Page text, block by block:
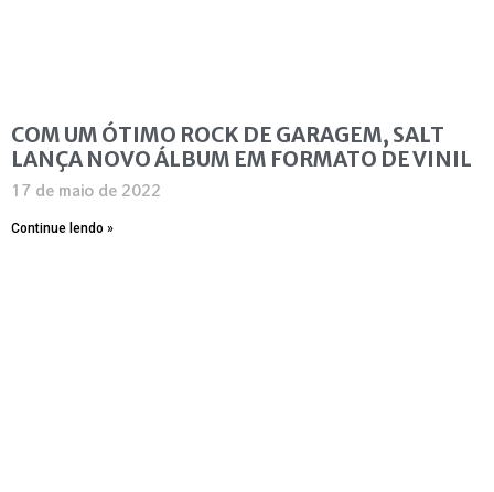
COM UM ÓTIMO ROCK DE GARAGEM, SALT
LANÇA NOVO ÁLBUM EM FORMATO DE VINIL
17 de maio de 2022
Continue lendo »